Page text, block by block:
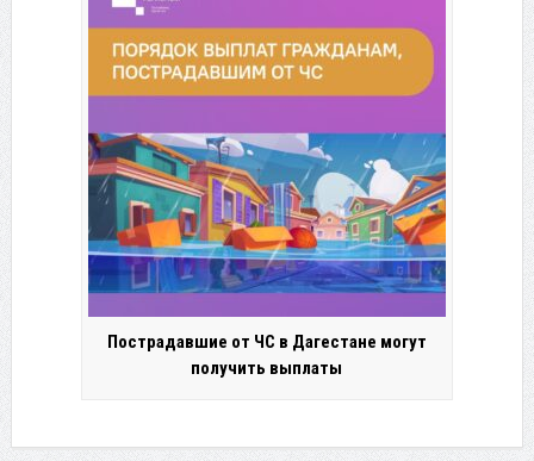
Пострадавшие от ЧС в Дагестане могут
получить выплаты